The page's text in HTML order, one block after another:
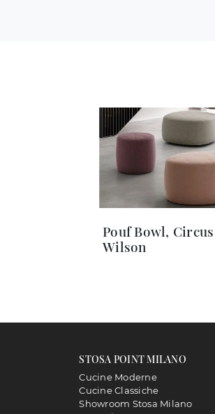
Pouf Bowl,
Wilson
STOSA POINT MILANO
Cucine Moderne
Cucine Classiche
Showroom Stosa Milano